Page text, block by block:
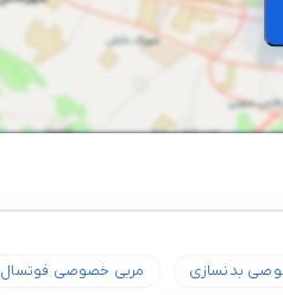
بدنسازی مربی خصوصی فوتسال